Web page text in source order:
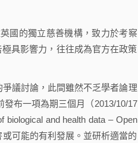
國的獨立慈善機構，致力於考察
具影響力，往往成為官方在政策
議討論，此間雖然不乏學者論理
布一項為期三個月（2013/10/17
and health data – Open
可能的有利發展。並研析適當的